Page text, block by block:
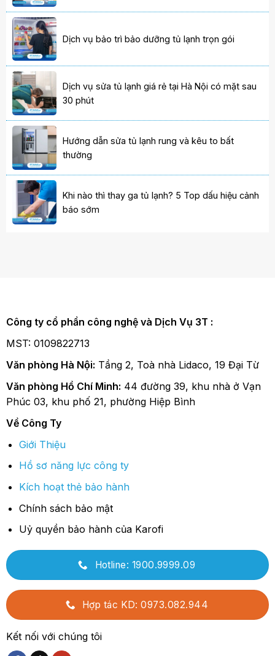
Dịch vụ bảo trì bảo dưỡng tủ lạnh trọn gói
Dịch vụ sửa tủ lạnh giá rẻ tại Hà Nội có mặt sau
30 phút
Hướng dẫn sửa tủ lạnh rung và kêu to bất
thường
Khi nào thì thay ga tủ lạnh? 5 Top dấu hiệu cảnh
báo sớm
Công ty cổ phần công nghệ và Dịch Vụ 3T :
MST: 0109822713
Văn phòng Hà Nội: Tầng 2, Toà nhà Lidaco, 19 Đại Từ
Văn phòng Hồ Chí Minh: 44 đường 39, khu nhà ở Vạn
Phúc 03, khu phố 21, phường Hiệp Bình
Về Công Ty
Giới Thiệu
Hồ sơ năng lực công ty
Kích hoạt thẻ bảo hành
Chính sách bảo mật
Uỷ quyền bảo hành của Karofi
Hotline: 1900.9999.09
Hợp tác KD: 0973.082.944
Kết nối với chúng tôi